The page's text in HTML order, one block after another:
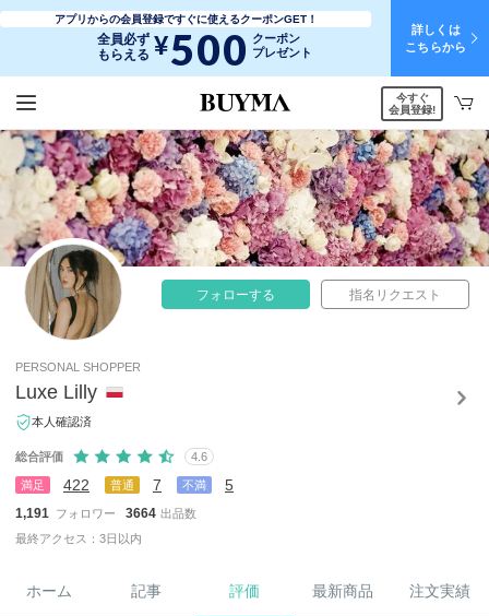
アプリからの会員登録ですぐに使えるクーポンGET！
全員必ず
もらえる ¥500 クーポン
プレゼント
詳しくは
こちらから
今すぐ
会員登録!
フォローする 指名リクエスト
PERSONAL SHOPPER
Luxe Lilly
本人確認済
総合評価 4.6
満足 422 普通 7 不満 5
1,191 フォロワー 3664 出品数
最終アクセス：3日以内
ホーム 記事 評価 最新商品 注文実績